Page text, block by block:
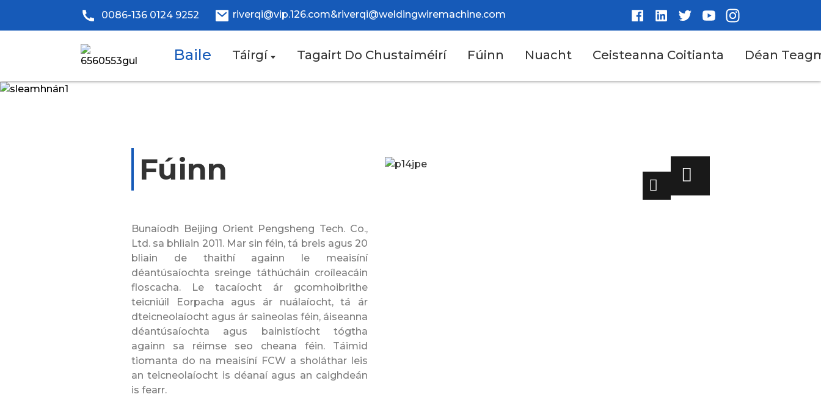
0086-136 0124 9252 riverqi@vip.126.com&riverqi@weldingwiremachine.com
Baile Táirgí Tagairt Do Chustaiméirí Fúinn Nuacht Ceisteanna Coitianta Déan
Fúinn
Bunaíodh Beijing Orient Pengsheng Tech. Co.,
Ltd. sa bhliain 2011. Mar sin féin, tá breis agus 20
bliain de thaithí againn le meaisíní
déantúsaíochta sreinge táthúcháin croíleacáin
floscacha. Le tacaíocht ár gcomhoibrithe
teicniúil Eorpacha agus ár nuálaíocht, tá ár
dteicneolaíocht agus ár saineolas féin, áiseanna
déantúsaíochta agus bainistíocht tógtha
againn sa réimse seo cheana féin. Táimid
tiomanta do na meaisíní FCW a sholáthar leis
an teicneolaíocht is déanaí agus an caighdeán
is fearr.